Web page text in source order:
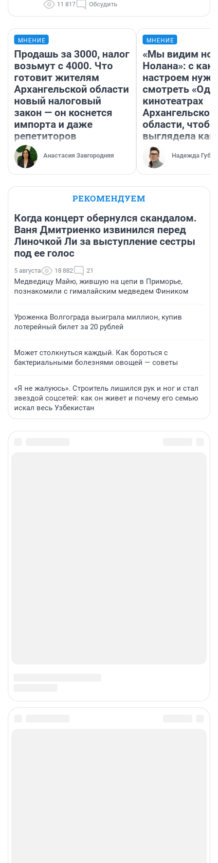
11 817 Обсудить
МНЕНИЕ
Продашь за 3000, налог
возьмут с 4000. Что
готовит жителям
Архангельской области
новый налоговый
закон — он коснется
импорта и даже
репетиторов
Анастасия Завгородняя
МНЕНИЕ
«Мы видим
Нолана»: с
настроем
смотреть
кинотеатрах
Архангельской
области,
выглядела как
Надежда
РЕКОМЕНДУЕМ
Когда концерт обернулся скандалом.
Ваня Дмитриенко извинился перед
Линочкой Ли за выступление сестры
под ее голос
5 августа 18 882 21
Медведицу Майю, жившую на цепи в Приморье,
познакомили с гималайским медведем Фиником
Уроженка Волгограда выиграла миллион, купив
лотерейный билет за 20 рублей
Может столкнуться каждый. Как бороться с
бактериальными болезнями овощей — советы
«Я не жалуюсь». Строитель лишился рук и ног и стал
звездой соцсетей: как он живет и почему его семью
искал весь Узбекистан